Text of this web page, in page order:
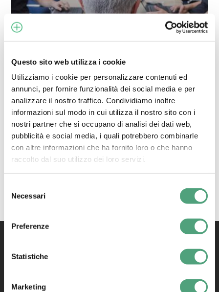
Questo sito web utilizza i cookie
Utilizziamo i cookie per personalizzare contenuti ed
annunci, per fornire funzionalità dei social media e per
analizzare il nostro traffico. Condividiamo inoltre
informazioni sul modo in cui utilizza il nostro sito con i
nostri partner che si occupano di analisi dei dati web,
pubblicità e social media, i quali potrebbero combinarle
con altre informazioni che ha fornito loro o che hanno
raccolto dal suo utilizzo dei loro servizi.
delNecessari
Preferenze
Statistiche
Marketing
e
diagnosi
in
reale
TOOLCHAIN
AVANZATI PER
BATTERIE AL
LITIO:
EFFICIENZA,
CONTROLLO E
DIAGNOSI IN